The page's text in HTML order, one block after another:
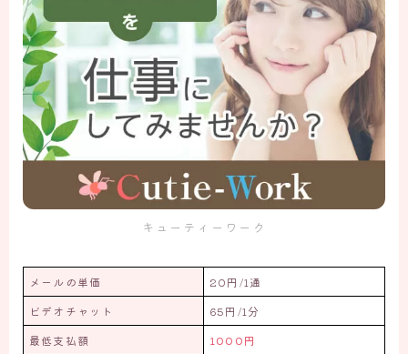
キューティーワーク
メールの単価
20円/1通
ビデオチャット
65円/1分
最低支払額
1000円